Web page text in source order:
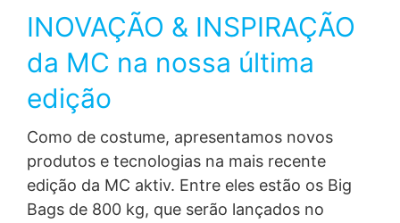
INOVAÇÃO & INSPIRAÇÃO
da MC na nossa última
edição
Como de costume, apresentamos novos
produtos e tecnologias na mais recente
edição da MC aktiv. Entre eles estão os Big
Bags de 800 kg, que serão lançados no